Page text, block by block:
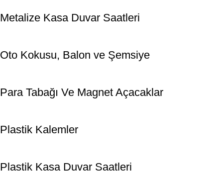
Metalize Kasa Duvar Saatleri
Oto Kokusu, Balon ve Şemsiye
Para Tabağı Ve Magnet Açacaklar
Plastik Kalemler
Plastik Kasa Duvar Saatleri